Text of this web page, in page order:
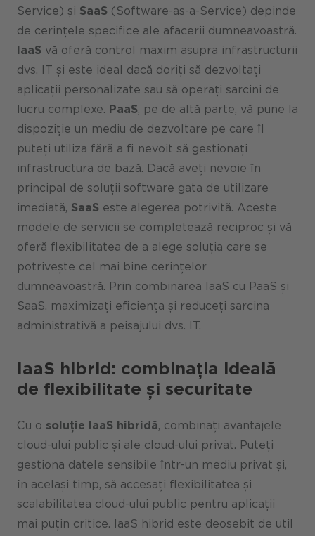
Service) și SaaS (Software-as-a-Service) depinde
de cerințele specifice ale afacerii dumneavoastră.
IaaS vă oferă control maxim asupra infrastructurii
dvs. IT și este ideal dacă doriți să dezvoltați
aplicații personalizate sau să operați sarcini de
lucru complexe. PaaS, pe de altă parte, vă pune la
dispoziție un mediu de dezvoltare pe care îl
puteți utiliza fără a fi nevoit să gestionați
infrastructura de bază. Dacă aveți nevoie în
principal de soluții software gata de utilizare
imediată, SaaS este alegerea potrivită. Aceste
modele de servicii se completează reciproc și vă
oferă flexibilitatea de a alege soluția care se
potrivește cel mai bine cerințelor
dumneavoastră. Prin combinarea IaaS cu PaaS și
SaaS, maximizați eficiența și reduceți sarcina
administrativă a peisajului dvs. IT.
IaaS hibrid: combinația ideală
de flexibilitate și securitate
Cu o soluție IaaS hibridă, combinați avantajele
cloud-ului public și ale cloud-ului privat. Puteți
gestiona datele sensibile într-un mediu privat și,
în același timp, să accesați flexibilitatea și
scalabilitatea cloud-ului public pentru aplicații
mai puțin critice. IaaS hibrid este deosebit de util